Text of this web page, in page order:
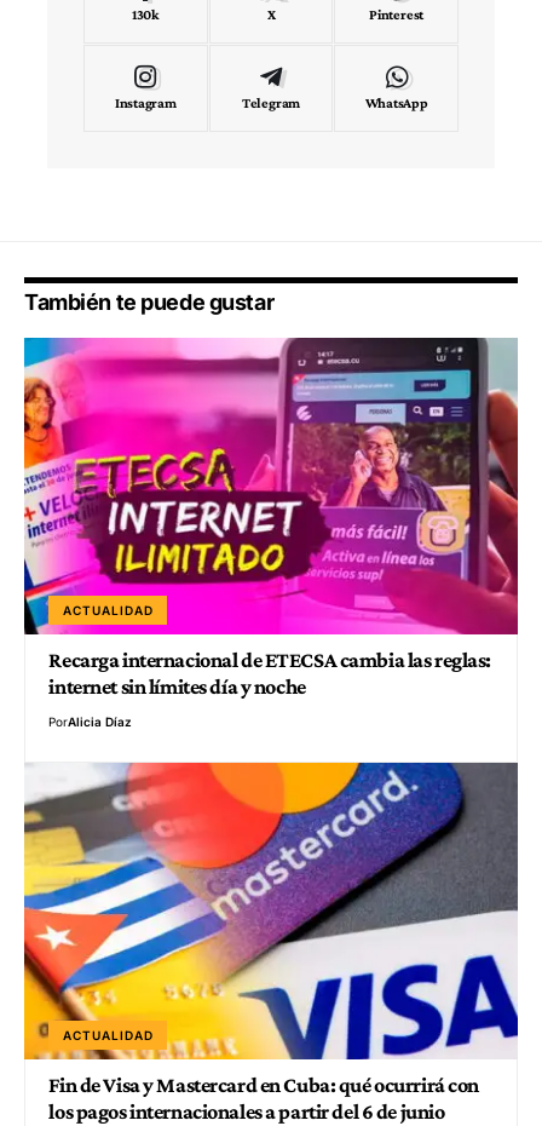
130k X Pinterest
Instagram Telegram WhatsApp
También te puede gustar
ACTUALIDAD
Recarga internacional de ETECSA cambia las reglas:
internet sin límites día y noche
PorAlicia Díaz
ACTUALIDAD
Fin de Visa y Mastercard en Cuba: qué ocurrirá con
los pagos internacionales a partir del 6 de junio